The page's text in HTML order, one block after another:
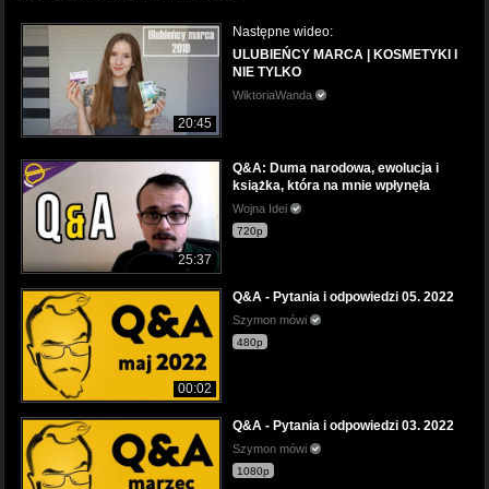
20:45
Następne wideo:
ULUBIEŃCY MARCA | KOSMETYKI I
NIE TYLKO
WiktoriaWanda
25:37
Q&A: Duma narodowa, ewolucja i
książka, która na mnie wpłynęła
Wojna Idei
720p
00:02
Q&A - Pytania i odpowiedzi 05. 2022
Szymon mówi
480p
Q&A - Pytania i odpowiedzi 03. 2022
Szymon mówi
1080p